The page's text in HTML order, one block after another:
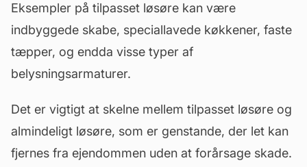
Eksempler på tilpasset løsøre kan være
indbyggede skabe, speciallavede køkkener, faste
tæpper, og endda visse typer af
belysningsarmaturer.
Det er vigtigt at skelne mellem tilpasset løsøre og
almindeligt løsøre, som er genstande, der let kan
fjernes fra ejendommen uden at forårsage skade.